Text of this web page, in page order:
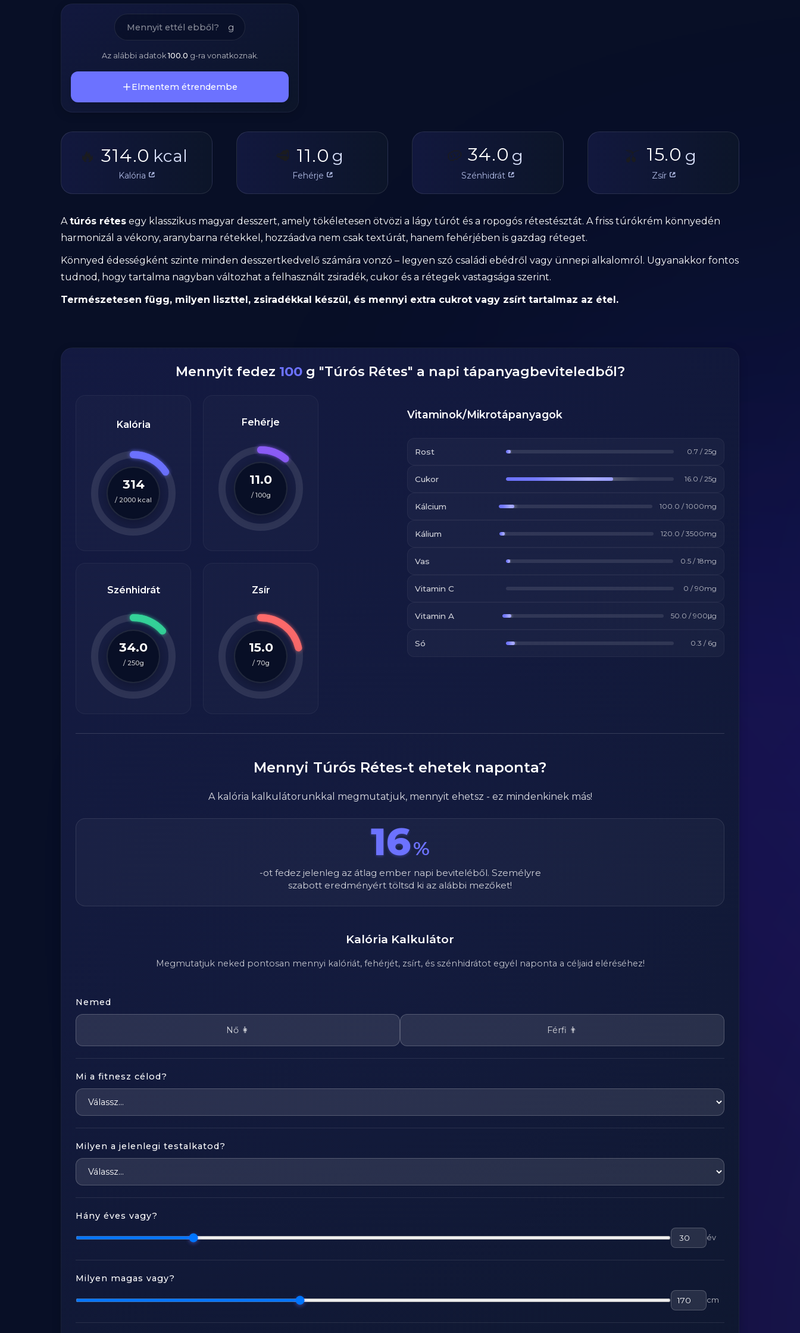
g
Az alábbi adatok100.0 g-ra vonatkoznak.
Elmentem étrendembe
🔥 314.0 kcal
Kalória
🥩 11.0 g
Fehérje
🥔 34.0 g
Szénhidrát
🫒 15.0 g
Zsír
A túrós rétes egy klasszikus magyar desszert, amely tökéletesen ötvözi a lágy túrót és a ropogós rétestésztát. A friss túrókrém könnyedén
harmonizál a vékony, aranybarna rétekkel, hozzáadva nem csak textúrát, hanem fehérjében is gazdag réteget.
Könnyed édességként szinte minden desszertkedvelő számára vonzó – legyen szó családi ebédről vagy ünnepi alkalomról. Ugyanakkor fontos
tudnod, hogy tartalma nagyban változhat a felhasznált zsiradék, cukor és a rétegek vastagsága szerint.
Természetesen függ, milyen liszttel, zsiradékkal készül, és mennyi extra cukrot vagy zsírt tartalmaz az étel.
Mennyit fedez 100 g "Túrós Rétes" a napi tápanyagbeviteledből?
Kalória
314
/ 2000 kcal
Fehérje
11.0
/100g
Szénhidrát
34.0
/ 250g
Zsír
15.0
/70g
Vitaminok/Mikrotápanyagok
Rost 0.7 /25g
Cukor 16.0 /25g
Kálcium 100.0 /1000mg
Kálium 120.0 /3500mg
Vas 0.5 /18mg
Vitamin C 0 /90mg
Vitamin A 50.0 /900μg
Só 0.3 / 6g
Mennyi Túrós Rétes-t ehetek naponta?
A kalória kalkulátorunkkal megmutatjuk, mennyit ehetsz - ez mindenkinek más!
16%
-ot fedez jelenleg az átlag ember napi beviteléből. Személyre
szabott eredményért töltsd ki az alábbi mezőket!
Kalória Kalkulátor
Megmutatjuk neked pontosan mennyi kalóriát, fehérjét, zsírt, és szénhidrátot egyél naponta a céljaid eléréséhez!
Nemed
Nő 👩 Férfi 👨
Mi a fitnesz célod?
Milyen a jelenlegi testalkatod?
Hány éves vagy?
év
Milyen magas vagy?
cm